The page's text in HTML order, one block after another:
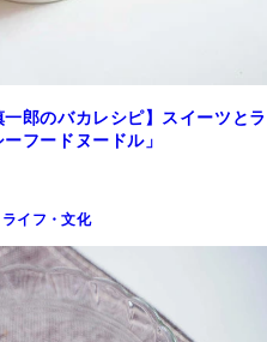
一郎のバカレシピ】スイーツとラ
フードヌードル」
ライフ・文化